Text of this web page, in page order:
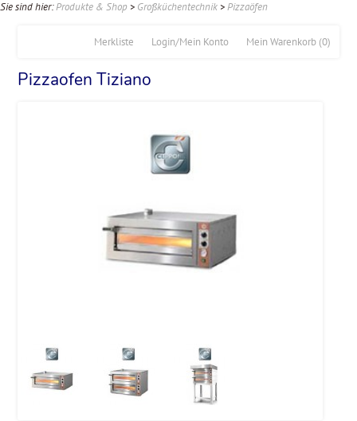
Sie sind hier:Produkte & Shop > Großküchentechnik >Pizzaöfen
Mein Warenkorb (0)
Login/Mein Konto
Merkliste
Pizzaofen Tiziano